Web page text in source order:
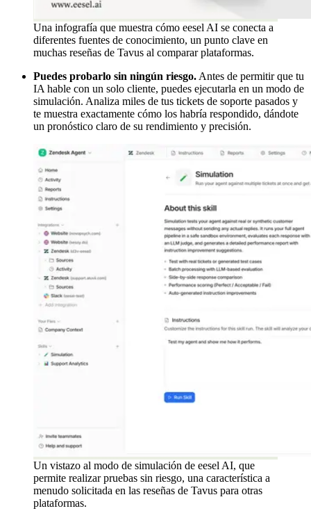
Una infografía que muestra cómo eesel AI se conecta a
diferentes fuentes de conocimiento, un punto clave en
muchas reseñas de Tavus al comparar plataformas.
Puedes probarlo sin ningún riesgo. Antes de permitir que tu
IA hable con un solo cliente, puedes ejecutarla en un modo de
simulación. Analiza miles de tus tickets de soporte pasados y
te muestra exactamente cómo los habría respondido, dándote
un pronóstico claro de su rendimiento y precisión.
Un vistazo al modo de simulación de eesel AI, que
permite realizar pruebas sin riesgo, una característica a
menudo solicitada en las reseñas de Tavus para otras
plataformas.